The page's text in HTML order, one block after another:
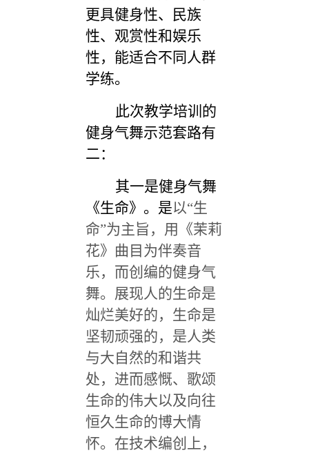
更具健身性、民族
性、观赏性和娱乐
性，能适合不同人群
学练。
此次教学培训的
健身气舞示范套路有
二：
其一是健身气舞
《生命》。是以“生
命”为主旨，用《茉莉
花》曲目为伴奏音
乐，而创编的健身气
舞。展现人的生命是
灿烂美好的，生命是
坚韧顽强的，是人类
与大自然的和谐共
处，进而感慨、歌颂
生命的伟大以及向往
恒久生命的博大情
怀。在技术编创上，